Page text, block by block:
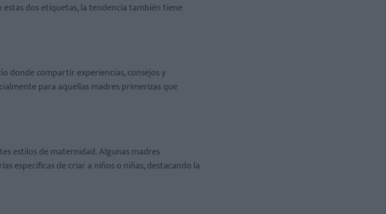
dos etiquetas, la tendencia también tiene
donde compartir experiencias, consejos y
para aquellas madres primerizas que
estilos de maternidad. Algunas madres
específicas de criar a niños o niñas, destacando la